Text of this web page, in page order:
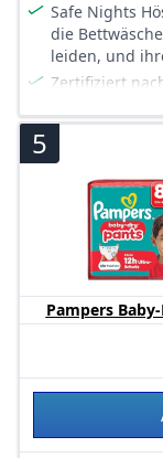
Safe Nights
die
leiden, und
Zertifiziert
Schadstoffe,
Mit super
Stretch-
Super
Feuchtigkeit
Enthält 1
5
Pampers